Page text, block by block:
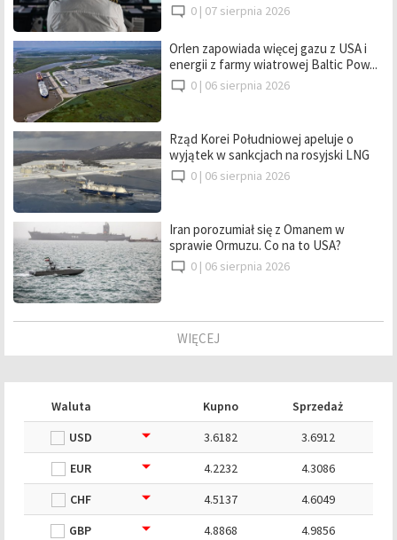
0 | 07 sierpnia 2026
Orlen zapowiada więcej gazu z USA i
energii z farmy wiatrowej Baltic Pow...
0 | 06 sierpnia 2026
Rząd Korei Południowej apeluje o
wyjątek w sankcjach na rosyjski LNG
0 | 06 sierpnia 2026
Iran porozumiał się z Omanem w
sprawie Ormuzu. Co na to USA?
0 | 06 sierpnia 2026
WIĘCEJ
Waluta Kupno
Sprzedaż
USD
3.6182
3.6912
EUR
4.2232
4.3086
CHF
4.5137
4.6049
GBP
4.8868 4.9856